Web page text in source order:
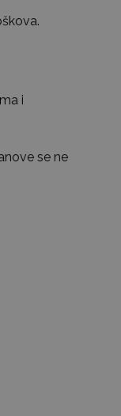
i
se ne